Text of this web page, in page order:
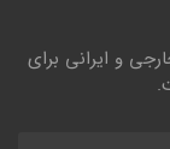
و ایرانی برای